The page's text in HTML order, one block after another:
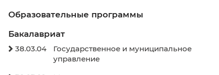
организации высшего инклюзивного
для лиц с инвалидностью.
Основная деятельность Call-центра:
обработка обращений и информирование в